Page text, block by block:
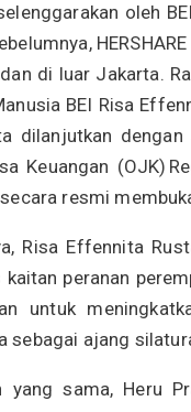
oleh
di luar Jakarta.
BEI Risa
dilanjutkan
Keuangan (OJK)
resmi
Risa Effennita
peranan
untuk
sebagai ajang
yang sama, Heru